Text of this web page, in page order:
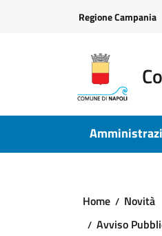
Regione Campania
Home
Novità
Avviso